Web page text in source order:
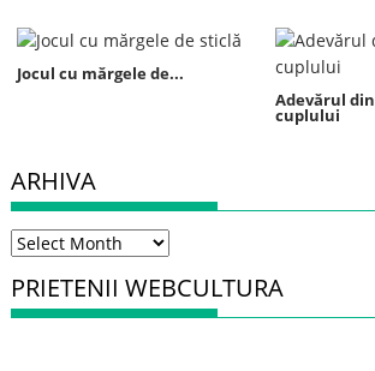
Jocul cu mărgele de...
Adevărul
cuplului
ARHIVA
Arhiva
PRIETENII WEBCULTURA